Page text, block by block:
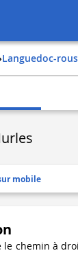
languedoc-
mobile
le chemin à